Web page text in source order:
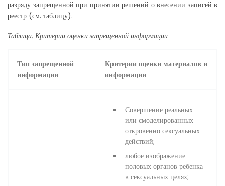
разряду запрещенной при принятии решений о внесении записей в
реестр (см. таблицу).
Таблица. Критерии оценки запрещенной информации
Тип запрещенной
информации
Критерии оценки материалов и
информации
Совершение реальных
или смоделированных
откровенно сексуальных
действий;
любое изображение
половых органов ребенка
в сексуальных целях;